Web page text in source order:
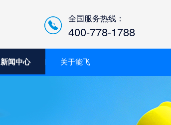
全国服务热线：
400-778-1788
新闻中心 关于能飞